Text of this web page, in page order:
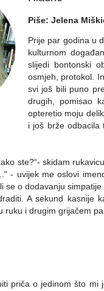
Piše: Jelena
Prije par godina u
kulturnom
slijedi bontonski
osmjeh, protokol.
svi još bili puno
drugih, pomisao
opteretio moju
i još brže odbacila
ste?“- skidam
- uvijek me oslovi
se o dodavanju
A sekund
ruku i drugim grijačem
priča o jedinom što mi